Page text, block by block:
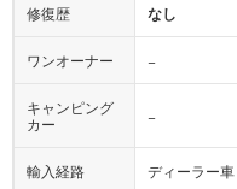
修復歴 なし
ワンオーナー −
キャンピング
カー
−
輸入経路 ディーラー車